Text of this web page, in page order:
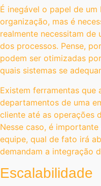
É inegável o papel de um
organização, mas é
realmente necessitam de
dos processos. Pense,
podem ser otimizadas
quais sistemas se
Existem ferramentas que
departamentos de uma
cliente até as operações
Nesse caso, é
equipe, qual de fato irá
demandam a integração
Escalabilidade